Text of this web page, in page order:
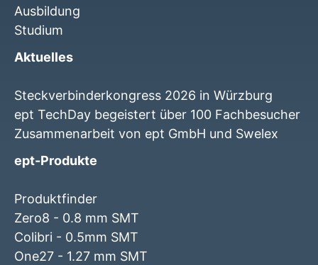
Ausbildung
Studium
Aktuelles
Steckverbinderkongress 2026 in Würzburg
ept TechDay begeistert über 100 Fachbesucher
Zusammenarbeit von ept GmbH und Swelex
ept-Produkte
Produktfinder
Zero8 - 0.8 mm SMT
Colibri - 0.5mm SMT
One27 - 1.27 mm SMT